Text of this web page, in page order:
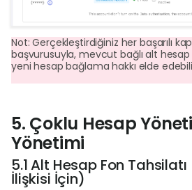
Not: Gerçekleştirdiğiniz her başarılı
başvurusuyla, mevcut bağlı alt hesap
yeni hesap bağlama hakkı elde
5. Çoklu Hesap
Yönetimi
5.1 Alt Hesap Fon
İlişkisi İçin)